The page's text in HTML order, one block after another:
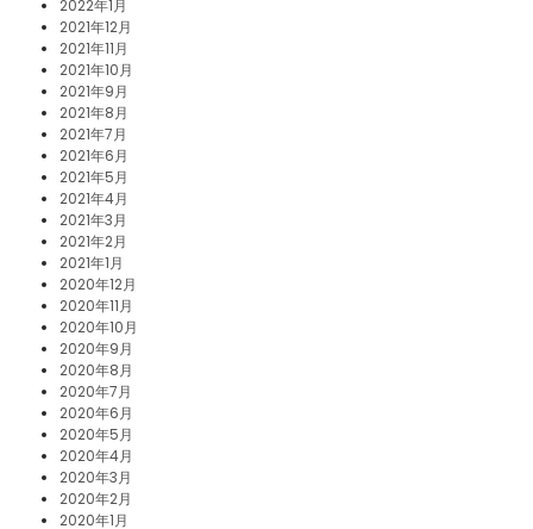
2022年1月
2021年12月
2021年11月
2021年10月
2021年9月
2021年8月
2021年7月
2021年6月
2021年5月
2021年4月
2021年3月
2021年2月
2021年1月
2020年12月
2020年11月
2020年10月
2020年9月
2020年8月
2020年7月
2020年6月
2020年5月
2020年4月
2020年3月
2020年2月
2020年1月